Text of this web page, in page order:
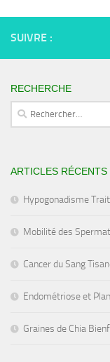
SUIVRE :
RECHERCHE
Rechercher :
ARTICLES RÉCENTS
Hypogonadisme
Mobilité des
Cancer du Sang
Endométriose et
Graines de Chia